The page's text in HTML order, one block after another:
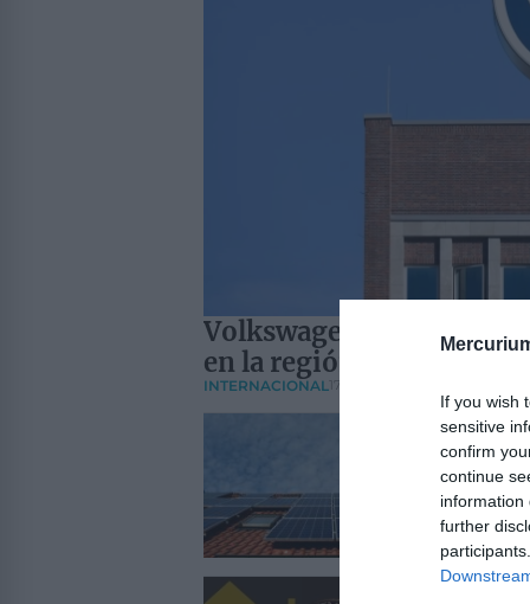
If you wish
sensitive
confirm
continue
information
further
Volkswagen examina
en la región china de
INTERNACIONAL
Son
El